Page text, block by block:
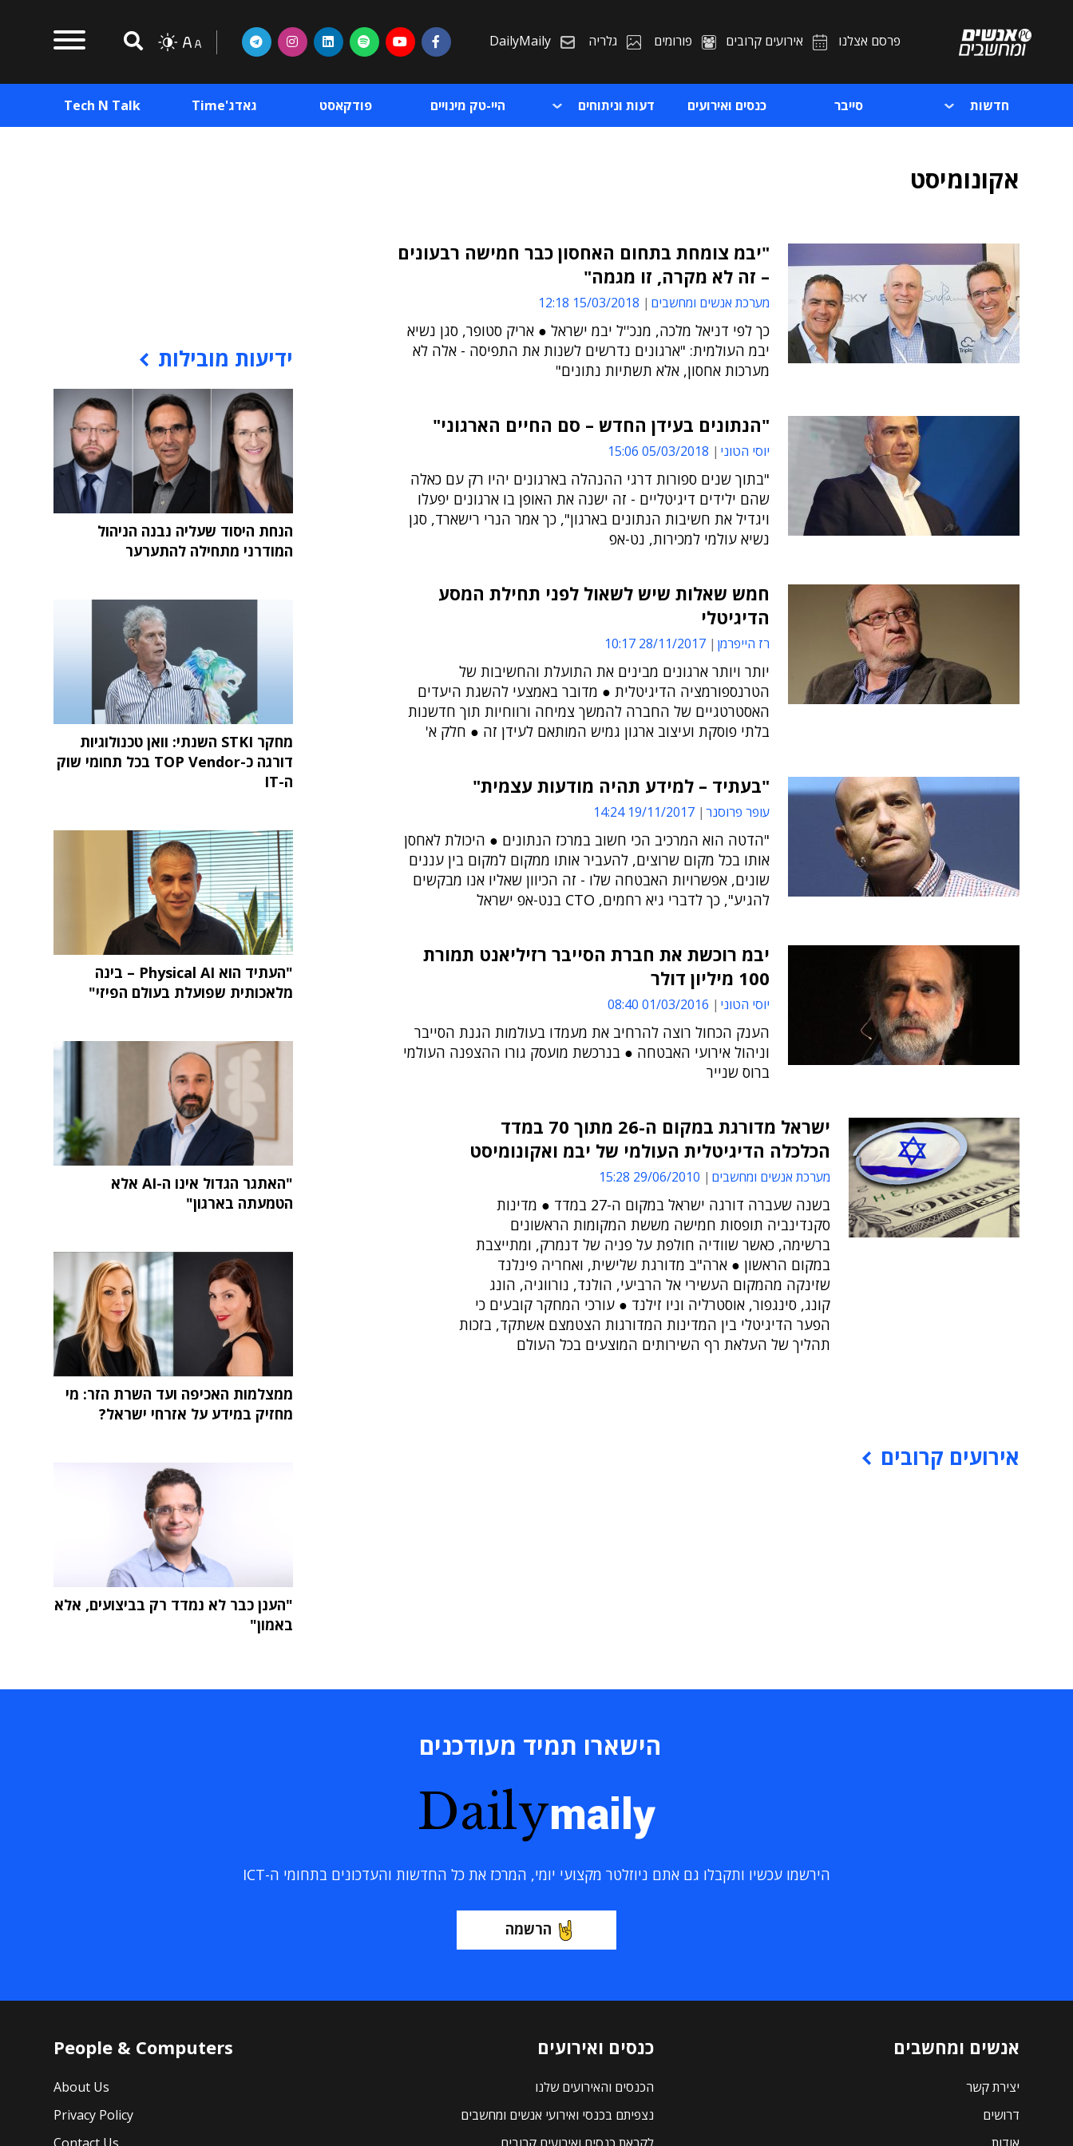
פרסם אצלנו אירועים קרובים פורומים גלריה DailyMaily
חדשות סייבר כנסים ואירועים דעות וניתוחים היי-טק מינויים פודקאסט גאדג'Time Tech N Talk
אקונומיסט
"יבמ צומחת בתחום האחסון כבר חמישה רבעונים
– זה לא מקרה, זו מגמה"
מערכת אנשים ומחשבים 15/03/2018 12:18
כך לפי דניאל מלכה, מנכ''ל יבמ ישראל ● אריק סטופר, סגן נשיא
יבמ העולמית: "ארגונים נדרשים לשנות את התפיסה - אלה לא
מערכות אחסון, אלא תשתיות נתונים"
"הנתונים בעידן החדש – סם החיים הארגוני"
יוסי הטוני 05/03/2018 15:06
"בתוך שנים ספורות דרגי ההנהלה בארגונים יהיו רק עם כאלה
שהם ילידים דיגיטליים - זה ישנה את האופן בו ארגונים יפעלו
ויגדיל את חשיבות הנתונים בארגון", כך אמר הנרי רישארד, סגן
נשיא עולמי למכירות, נט-אפ
חמש שאלות שיש לשאול לפני תחילת המסע
הדיגיטלי
רז הייפרמן 28/11/2017 10:17
יותר ויותר ארגונים מבינים את התועלת והחשיבות של
הטרנספורמציה הדיגיטלית ● מדובר באמצעי להשגת היעדים
האסטרטגיים של החברה להמשך צמיחה ורווחיות תוך חדשנות
בלתי פוסקת ועיצוב ארגון גמיש המותאם לעידן זה ● חלק א'
"בעתיד – למידע תהיה מודעות עצמית"
עופר פרוסנר 19/11/2017 14:24
"הדטה הוא המרכיב הכי חשוב במרכז הנתונים ● היכולת לאחסן
אותו בכל מקום שרוצים, להעביר אותו ממקום למקום בין עננים
שונים, אפשרויות האבטחה שלו - זה הכיוון שאליו אנו מבקשים
להגיע", כך לדברי גיא רחמים, CTO בנט-אפ ישראל
יבמ רוכשת את חברת הסייבר רזיליאנט תמורת
100 מיליון דולר
יוסי הטוני 01/03/2016 08:40
הענק הכחול רוצה להרחיב את מעמדו בעולמות הגנת הסייבר
וניהול אירועי האבטחה ● בנרכשת מועסק גורו ההצפנה העולמי
ברוס שנייר
ישראל מדורגת במקום ה-26 מתוך 70 במדד
הכלכלה הדיגיטלית העולמי של יבמ ואקונומיסט
מערכת אנשים ומחשבים 29/06/2010 15:28
בשנה שעברה דורגה ישראל במקום ה-27 במדד ● מדינות
סקנדינביה תופסות חמישה מששת המקומות הראשונים
ברשימה, כאשר שוודיה חולפת על פניה של דנמרק, ומתייצבת
במקום הראשון ● ארה"ב מדורגת שלישית, ואחריה פינלנד
שזינקה מהמקום העשירי אל הרביעי, הולנד, נורווגיה, הונג
קונג, סינגפור, אוסטרליה וניו זילנד ● עורכי המחקר קובעים כי
הפער הדיגיטלי בין המדינות המדורגות הצטמצם אשתקד, בזכות
תהליך של העלאת רף השירותים המוצעים בכל העולם
אירועים קרובים
ידיעות מובילות
הנחת היסוד שעליה נבנה הניהול
המודרני מתחילה להתערער
מחקר STKI השנתי: וואן טכנולוגיות
דורגה כ-TOP Vendor בכל תחומי שוק
ה-IT
"העתיד הוא Physical AI – בינה
מלאכותית שפועלת בעולם הפיזי"
"האתגר הגדול אינו ה-AI אלא
הטמעתה בארגון"
ממצלמות האכיפה ועד השרת הזר: מי
מחזיק במידע על אזרחי ישראל?
"הענן כבר לא נמדד רק בביצועים, אלא
באמון"
הישארו תמיד מעודכנים
Dailymaily
הירשמו עכשיו ותקבלו גם אתם ניוזלטר מקצועי יומי, המרכז את כל החדשות והעדכונים בתחומי ה-ICT
הרשמה
אנשים ומחשבים
יצירת קשר
דרושים
כנסים ואירועים
הכנסים והאירועים שלנו
נצפיתם בכנסי ואירועי אנשים ומחשבים
People & Computers
About Us
Privacy Policy